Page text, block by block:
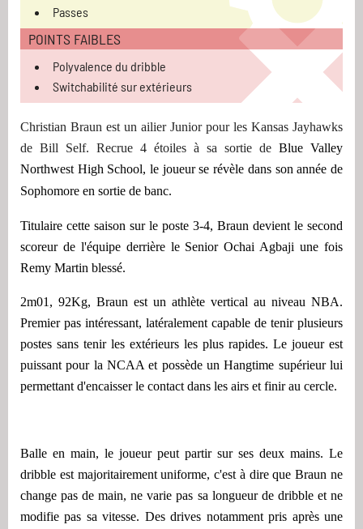
Passes
POINTS FAIBLES
Polyvalence du dribble
Switchabilité sur extérieurs
Christian Braun est un ailier Junior pour les Kansas Jayhawks
de Bill Self. Recrue 4 étoiles à sa sortie de Blue Valley
Northwest High School, le joueur se révèle dans son année de
Sophomore en sortie de banc.
Titulaire cette saison sur le poste 3-4, Braun devient le second
scoreur de l'équipe derrière le Senior Ochai Agbaji une fois
Remy Martin blessé.
2m01, 92Kg, Braun est un athlète vertical au niveau NBA.
Premier pas intéressant, latéralement capable de tenir plusieurs
postes sans tenir les extérieurs les plus rapides. Le joueur est
puissant pour la NCAA et possède un Hangtime supérieur lui
permettant d'encaisser le contact dans les airs et finir au cercle.
Balle en main, le joueur peut partir sur ses deux mains. Le
dribble est majoritairement uniforme, c'est à dire que Braun ne
change pas de main, ne varie pas sa longueur de dribble et ne
modifie pas sa vitesse. Des drives notamment pris après une